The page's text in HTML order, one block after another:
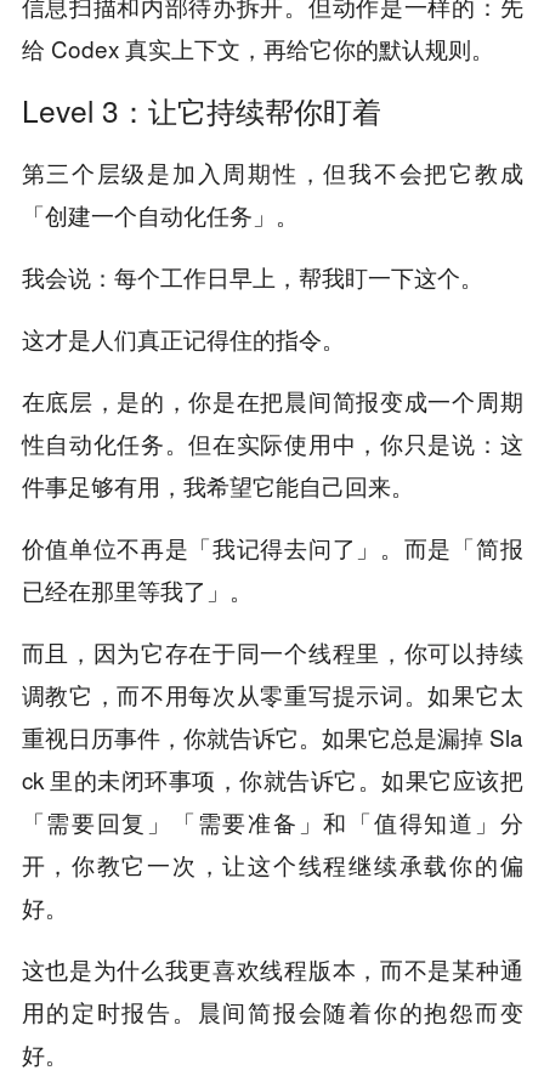
给 Codex 真实上下文，再给它你的默认规则。
Level 3：让它持续帮你盯着
第三个层级是加入周期性，但我不会把它教成
「创建一个自动化任务」。
我会说：每个工作日早上，帮我盯一下这个。
这才是人们真正记得住的指令。
在底层，是的，你是在把晨间简报变成一个周期
性自动化任务。但在实际使用中，你只是说：这
件事足够有用，我希望它能自己回来。
价值单位不再是「我记得去问了」。而是「简报
已经在那里等我了」。
而且，因为它存在于同一个线程里，你可以持续
调教它，而不用每次从零重写提示词。如果它太
重视日历事件，你就告诉它。如果它总是漏掉 Sla
ck 里的未闭环事项，你就告诉它。如果它应该把
「需要回复」「需要准备」和「值得知道」分
开，你教它一次，让这个线程继续承载你的偏
好。
这也是为什么我更喜欢线程版本，而不是某种通
用的定时报告。晨间简报会随着你的抱怨而变
好。